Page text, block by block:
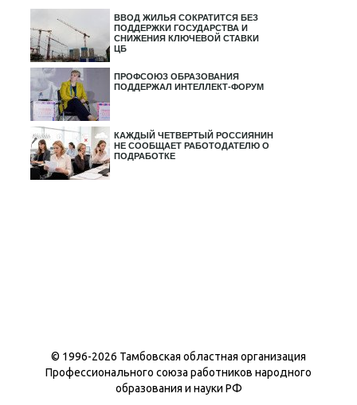
ВВОД ЖИЛЬЯ СОКРАТИТСЯ БЕЗ
ПОДДЕРЖКИ ГОСУДАРСТВА И
СНИЖЕНИЯ КЛЮЧЕВОЙ СТАВКИ
ЦБ
ПРОФСОЮЗ ОБРАЗОВАНИЯ
ПОДДЕРЖАЛ ИНТЕЛЛЕКТ-ФОРУМ
КАЖДЫЙ ЧЕТВЕРТЫЙ РОССИЯНИН
НЕ СООБЩАЕТ РАБОТОДАТЕЛЮ О
ПОДРАБОТКЕ
© 1996-2026 Тамбовская областная организация
Профессионального союза работников народного
образования и науки РФ